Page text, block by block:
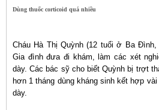
Dùng thuốc corticoid quá nhiều
Cháu Hà Thị Quỳnh (12 tuổi ở Ba Đình,
Gia đình đưa đi khám, làm các xét
dày. Các bác sỹ cho biết Quỳnh bị trợt
hơn 1 tháng dùng kháng sinh kết hợp
dày.